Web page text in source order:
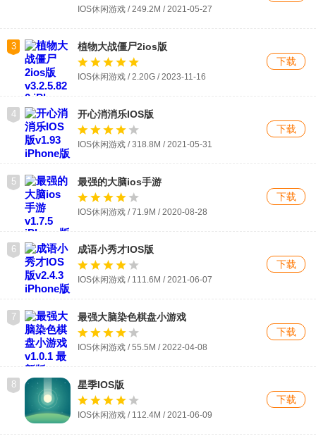
IOS休闲游戏 / 249.2M / 2021-05-27
3 植物大战僵尸2ios版
IOS休闲游戏 / 2.20G / 2023-11-16
下载
4 开心消消乐IOS版
IOS休闲游戏 / 318.8M / 2021-05-31
下载
5 最强的大脑ios手游
IOS休闲游戏 / 71.9M / 2020-08-28
下载
6 成语小秀才IOS版
IOS休闲游戏 / 111.6M / 2021-06-07
下载
7 最强大脑染色棋盘小游戏
IOS休闲游戏 / 55.5M / 2022-04-08
下载
8 星季IOS版
IOS休闲游戏 / 112.4M / 2021-06-09
下载